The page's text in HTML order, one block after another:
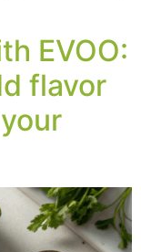
EVOO:
flavor